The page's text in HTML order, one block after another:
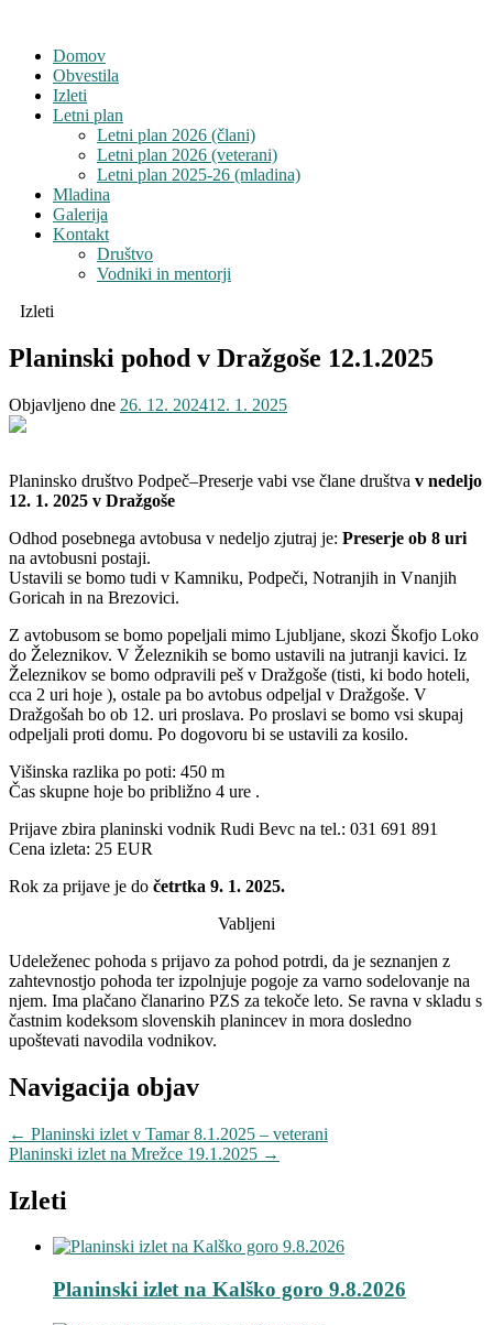
Domov
Obvestila
Izleti
Letni plan
Letni plan 2026 (člani)
Letni plan 2026 (veterani)
Letni plan 2025-26 (mladina)
Mladina
Galerija
Kontakt
Društvo
Vodniki in mentorji
Izleti
Planinski pohod v Dražgoše 12.1.2025
Objavljeno dne 26. 12. 202412. 1. 2025
Planinsko društvo Podpeč–Preserje vabi vse člane društva v nedeljo
12. 1. 2025 v Dražgoše
Odhod posebnega avtobusa v nedeljo zjutraj je: Preserje ob 8 uri
na avtobusni postaji.
Ustavili se bomo tudi v Kamniku, Podpeči, Notranjih in Vnanjih
Goricah in na Brezovici.
Z avtobusom se bomo popeljali mimo Ljubljane, skozi Škofjo Loko
do Železnikov. V Železnikih se bomo ustavili na jutranji kavici. Iz
Železnikov se bomo odpravili peš v Dražgoše (tisti, ki bodo hoteli,
cca 2 uri hoje ), ostale pa bo avtobus odpeljal v Dražgoše. V
Dražgošah bo ob 12. uri proslava. Po proslavi se bomo vsi skupaj
odpeljali proti domu. Po dogovoru bi se ustavili za kosilo.
Višinska razlika po poti: 450 m
Čas skupne hoje bo približno 4 ure .
Prijave zbira planinski vodnik Rudi Bevc na tel.: 031 691 891
Cena izleta: 25 EUR
Rok za prijave je do četrtka 9. 1. 2025.
Vabljeni
Udeleženec pohoda s prijavo za pohod potrdi, da je seznanjen z
zahtevnostjo pohoda ter izpolnjuje pogoje za varno sodelovanje na
njem. Ima plačano članarino PZS za tekoče leto. Se ravna v skladu s
častnim kodeksom slovenskih planincev in mora dosledno
upoštevati navodila vodnikov.
Navigacija objav
← Planinski izlet v Tamar 8.1.2025 – veterani
Planinski izlet na Mrežce 19.1.2025 →
Izleti
Planinski izlet na Kalško goro 9.8.2026